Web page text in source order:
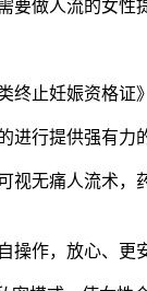
人流的女性
止妊娠资格证
行提供强有力
痛人流术，
作，放心、更